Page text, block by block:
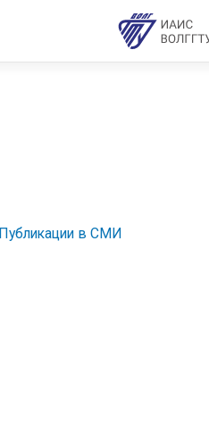
Публикации в СМИ